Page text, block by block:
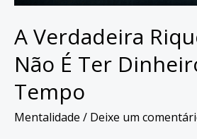
A Verdadeira
Não É Ter
Tempo
Mentalidade / Deixe um